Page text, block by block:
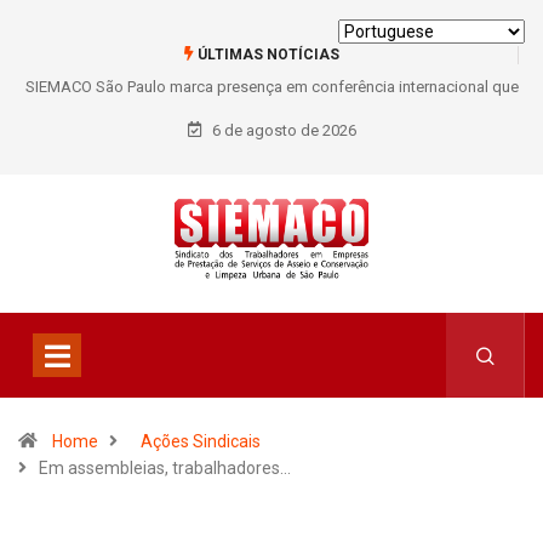
ÚLTIMAS NOTÍCIAS
SIEMACO São Paulo marca presença em conferência internacional que
debate os desafios do setor de limpeza e segurança
6 de agosto de 2026
Home
Ações Sindicais
Em assembleias, trabalhadores…